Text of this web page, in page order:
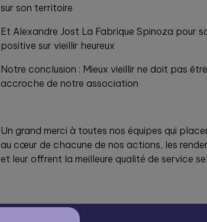
sur son territoire
Et Alexandre Jost La Fabrique Spinoza pour
positive sur vieillir heureux
Notre conclusion : Mieux vieillir ne doit pas
accroche de notre association
Un grand merci à toutes nos équipes qui
au cœur de chacune de nos actions, les
et leur offrent la meilleure qualité de service